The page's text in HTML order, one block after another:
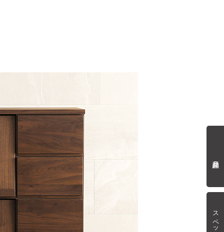
スペック情報